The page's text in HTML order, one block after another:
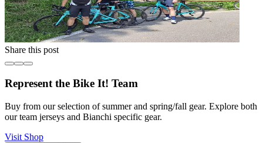
Share this post
Represent the Bike It! Team
Buy from our selection of summer and spring/fall gear. Explore both
our team jerseys and Bianchi specific gear.
Visit Shop